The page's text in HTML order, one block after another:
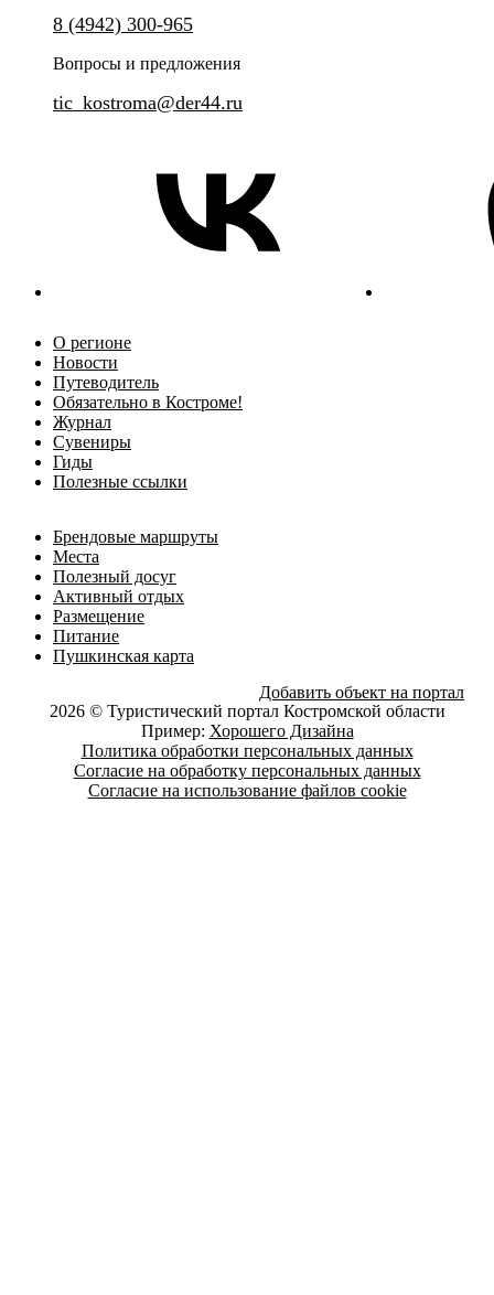
8 (4942) 300-965
Вопросы и предложения
tic_kostroma@der44.ru
О регионе
Новости
Путеводитель
Обязательно в Костроме!
Журнал
Сувениры
Гиды
Полезные ссылки
Брендовые маршруты
Места
Полезный досуг
Активный отдых
Размещение
Питание
Пушкинская карта
Добавить объект на портал
2026 © Туристический портал Костромской области
Пример: Хорошего Дизайна
Политика обработки персональных данных
Согласие на обработку персональных данных
Согласие на использование файлов cookie